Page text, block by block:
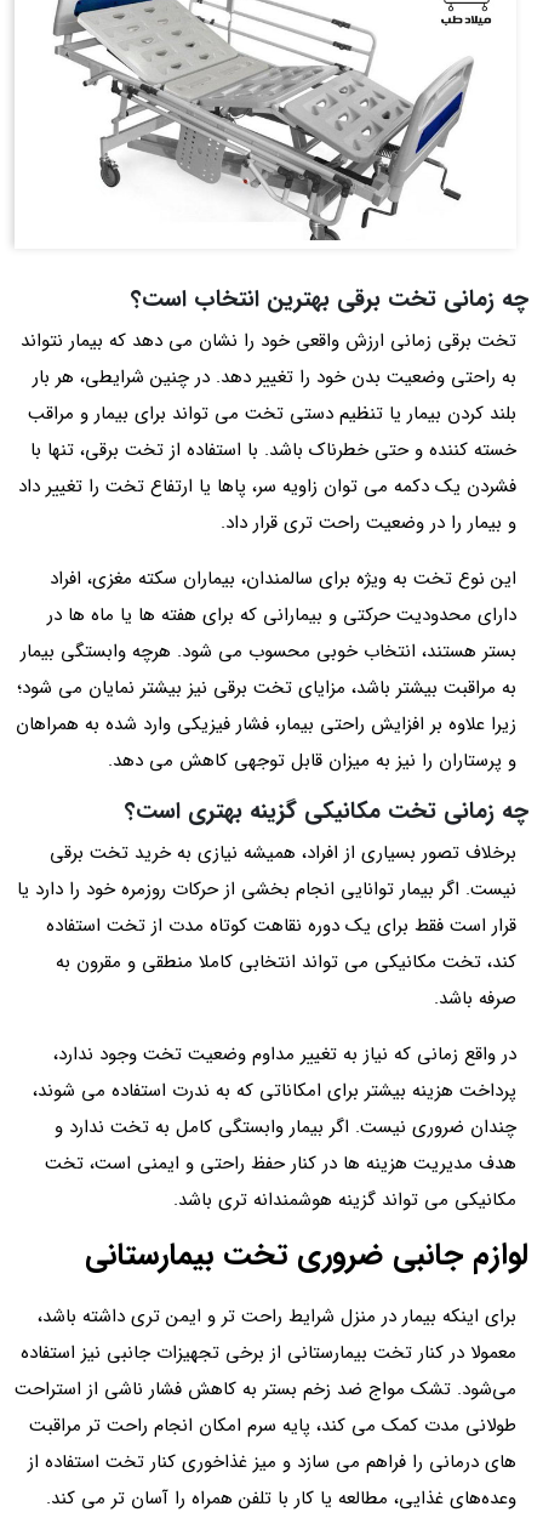
چه زمانی تخت برقی بهترین انتخاب است؟
تخت برقی زمانی ارزش واقعی خود را نشان می دهد که بیمار نتواند
به راحتی وضعیت بدن خود را تغییر دهد. در چنین شرایطی، هر بار
بلند کردن بیمار یا تنظیم دستی تخت می تواند برای بیمار و مراقب
خسته کننده و حتی خطرناک باشد. با استفاده از تخت برقی، تنها با
فشردن یک دکمه می توان زاویه سر، پاها یا ارتفاع تخت را تغییر داد
و بیمار را در وضعیت راحت تری قرار داد.
این نوع تخت به‌ ویژه برای سالمندان، بیماران سکته مغزی، افراد
دارای محدودیت حرکتی و بیمارانی که برای هفته ها یا ماه ها در
بستر هستند، انتخاب خوبی محسوب می شود. هرچه وابستگی بیمار
به مراقبت بیشتر باشد، مزایای تخت برقی نیز بیشتر نمایان می شود؛
زیرا علاوه بر افزایش راحتی بیمار، فشار فیزیکی وارد شده به همراهان
و پرستاران را نیز به میزان قابل توجهی کاهش می دهد.
چه زمانی تخت مکانیکی گزینه بهتری است؟
برخلاف تصور بسیاری از افراد، همیشه نیازی به خرید تخت برقی
نیست. اگر بیمار توانایی انجام بخشی از حرکات روزمره خود را دارد یا
قرار است فقط برای یک دوره نقاهت کوتاه مدت از تخت استفاده
کند، تخت مکانیکی می تواند انتخابی کاملا منطقی و مقرون به
صرفه باشد.
در واقع زمانی که نیاز به تغییر مداوم وضعیت تخت وجود ندارد،
پرداخت هزینه بیشتر برای امکاناتی که به ندرت استفاده می شوند،
چندان ضروری نیست. اگر بیمار وابستگی کامل به تخت ندارد و
هدف مدیریت هزینه ها در کنار حفظ راحتی و ایمنی است، تخت
مکانیکی می تواند گزینه هوشمندانه تری باشد.
لوازم جانبی ضروری تخت بیمارستانی
برای اینکه بیمار در منزل شرایط راحت تر و ایمن تری داشته باشد،
معمولا در کنار تخت بیمارستانی از برخی تجهیزات جانبی نیز استفاده
می‌شود. تشک مواج ضد زخم بستر به کاهش فشار ناشی از استراحت
طولانی مدت کمک می کند، پایه سرم امکان انجام راحت تر مراقبت
های درمانی را فراهم می سازد و میز غذاخوری کنار تخت استفاده از
وعده‌های غذایی، مطالعه یا کار با تلفن همراه را آسان تر می کند.